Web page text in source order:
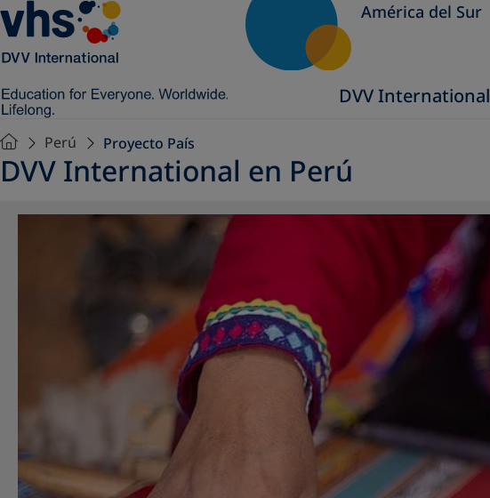
América del Sur
DVV International
Perú Proyecto País
DVV International en Perú